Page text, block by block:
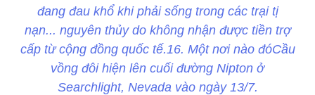
đang đau khổ khi phải sống trong các trại tị
nạn... nguyên thủy do không nhận được tiền trợ
cấp từ cộng đồng quốc tế.16. Một nơi nào đóCầu
vồng đôi hiện lên cuối đường Nipton ở
Searchlight, Nevada vào ngày 13/7.